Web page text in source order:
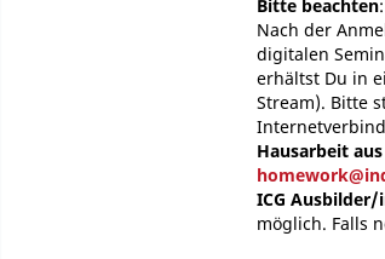
Bitte beachten:
Nach der
digitalen
erhältst Du in
Stream). Bitte
Hausarbeit
ICG
möglich. Falls